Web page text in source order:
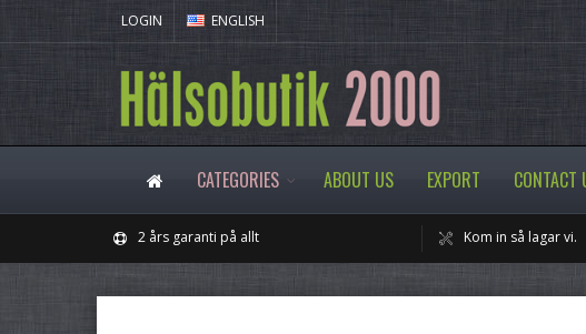
LOGIN ENGLISH
CATEGORIES ABOUT US EXPORT CONTACT
2 års garanti på allt Kom in så lagar vi.